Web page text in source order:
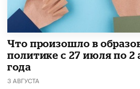
​Что произошло в
политике с 27 июля по 2
года
3 АВГУСТА